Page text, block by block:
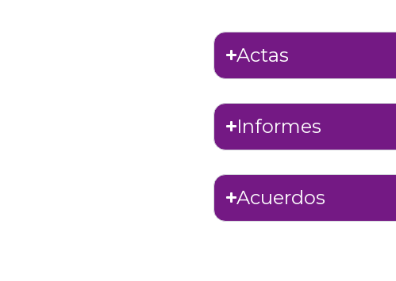
Actas
Informes
Acuerdos